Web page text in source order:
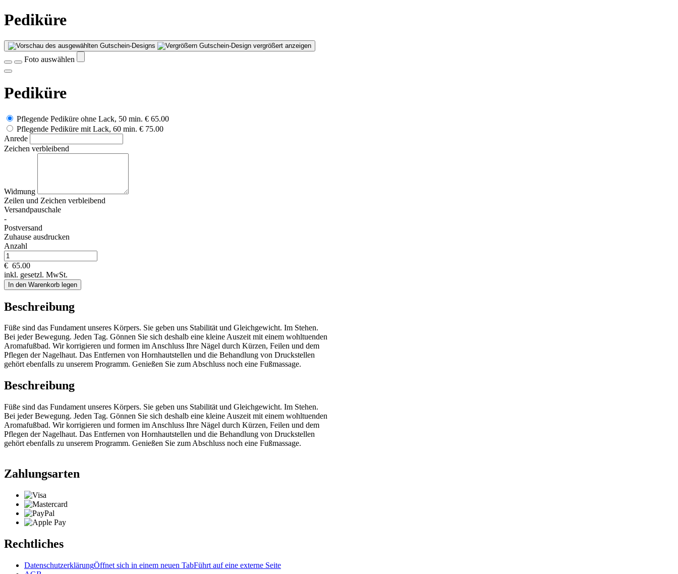
Pediküre
Gutschein-Design vergrößert anzeigen
Foto auswählen
Pediküre
Pflegende Pediküre ohne Lack, 50 min. € 65.00
Pflegende Pediküre mit Lack, 60 min. € 75.00
Anrede
Zeichen verbleibend
Widmung
Zeilen und Zeichen verbleibend
Versandpauschale
-
Postversand
Zuhause ausdrucken
Anzahl
€ 65.00
inkl. gesetzl. MwSt.
In den Warenkorb legen
Beschreibung
Füße sind das Fundament unseres Körpers. Sie geben uns Stabilität und Gleichgewicht. Im Stehen.
Bei jeder Bewegung. Jeden Tag. Gönnen Sie sich deshalb eine kleine Auszeit mit einem wohltuenden
Aromafußbad. Wir korrigieren und formen im Anschluss Ihre Nägel durch Kürzen, Feilen und dem
Pflegen der Nagelhaut. Das Entfernen von Hornhautstellen und die Behandlung von Druckstellen
gehört ebenfalls zu unserem Programm. Genießen Sie zum Abschluss noch eine Fußmassage.
Beschreibung
Füße sind das Fundament unseres Körpers. Sie geben uns Stabilität und Gleichgewicht. Im Stehen.
Bei jeder Bewegung. Jeden Tag. Gönnen Sie sich deshalb eine kleine Auszeit mit einem wohltuenden
Aromafußbad. Wir korrigieren und formen im Anschluss Ihre Nägel durch Kürzen, Feilen und dem
Pflegen der Nagelhaut. Das Entfernen von Hornhautstellen und die Behandlung von Druckstellen
gehört ebenfalls zu unserem Programm. Genießen Sie zum Abschluss noch eine Fußmassage.
Zahlungsarten
Rechtliches
DatenschutzerklärungÖffnet sich in einem neuen TabFührt auf eine externe Seite